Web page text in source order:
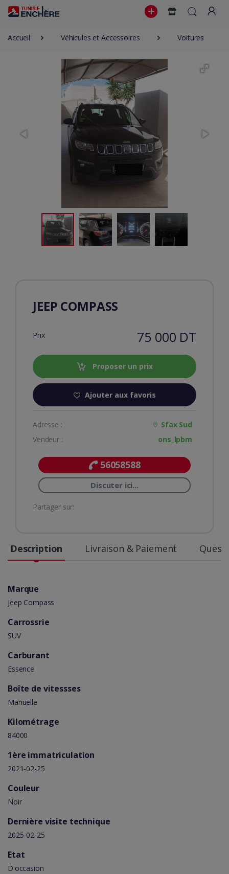
Accueil Véhicules et Accessoires Voitures
JEEP COMPASS
Prix 75 000 DT
Proposer un prix
Ajouter aux favoris
Adresse :
Sfax Sud
Vendeur :
ons_lpbm
56058588
Discuter ici...
Partager sur:
Description Livraison & Paiement
Marque
Jeep Compass
Carrossrie
SUV
Carburant
Essence
Boîte de vitessses
Manuelle
Kilométrage
84000
1ère immatriculation
2021-02-25
Couleur
Noir
Dernière visite technique
2025-02-25
Etat
D'occasion